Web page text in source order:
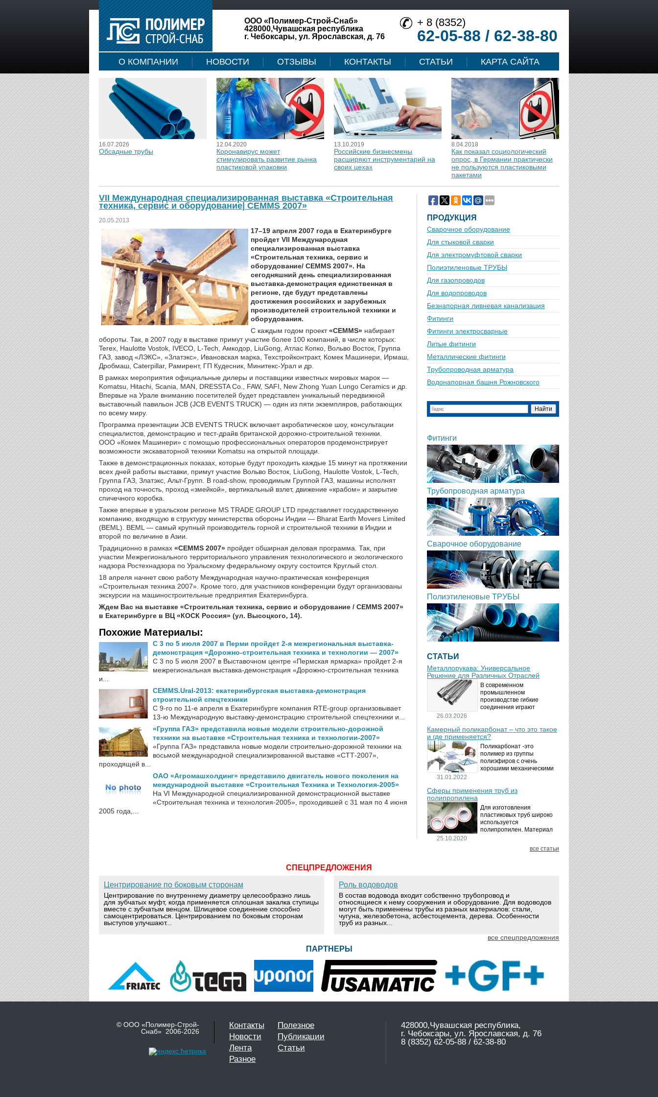
ООО «Полимер-Строй-Снаб»
428000,Чувашская республика
г. Чебоксары, ул. Ярославская, д. 76
+ 8 (8352)
62-05-88 / 62-38-80
О КОМПАНИИ НОВОСТИ ОТЗЫВЫ КОНТАКТЫ СТАТЬИ КАРТА САЙТА
16.07.2026
Обсадные трубы
12.04.2020
Коронавирус может
стимулировать развитие рынка
пластиковой упаковки
13.10.2019
Российские бизнесмены
расширяют инструментарий на
своих цехах
8.04.2018
Как показал социологический
опрос, в Германии практически
не пользуются пластиковыми
пакетами
VII Международная специализированная выставка «Строительная
техника, сервис и оборудование| CEMMS 2007»
20.05.2013
17–19 апреля 2007 года в Екатеринбурге
пройдет VII Международная
специализированная выставка
«Строительная техника, сервис и
оборудование/ CEMMS 2007». На
сегодняшний день специализированная
выставка-демонстрация единственная в
регионе, где будут представлены
достижения российских и зарубежных
производителей строительной техники и
оборудования.
С каждым годом проект«CEMMS» набирает
обороты. Так, в 2007 году в выставке примут участие более 100 компаний, в числе которых:
Terex, Haulotte Vostok, IVECO, L-Tech, Амкодор, LiuGong, Атлас Копко, Вольво Восток, Группа
ГАЗ, завод «ЛЭКС», «Златэкс», Ивановская марка, Техстройконтракт, Комек Машинери, Ирмаш,
Дробмаш, Caterpillar, Рамирент, ГП Кудесник, Минитекс-Урал и др.
В рамках мероприятия официальные дилеры и поставщики известных мировых марок —
Komatsu, Hitachi, Scania, MAN, DRESSTA Co., FAW, SAFI, New Zhong Yuan Lungo Ceramics и др.
Впервые на Урале вниманию посетителей будет представлен уникальный передвижной
выставочный павильон JCB (JCB EVENTS TRUCK) — один из пяти экземпляров, работающих
по всему миру.
Программа презентации JCB EVENTS TRUCK включает акробатическое шоу, консультации
специалистов, демонстрацию и тест-драйв британской дорожно-строительной техники.
ООО «Комек Машинери» с помощью профессиональных операторов продемонстрирует
возможности экскаваторной техники Komatsu на открытой площади.
Также в демонстрационных показах, которые будут проходить каждые 15 минут на протяжении
всех дней работы выставки, примут участие Вольво Восток, LiuGong, Haulotte Vostok, L-Tech,
Группа ГАЗ, Златэкс, Альт-Групп. В road-show, проводимым Группой ГАЗ, машины исполнят
проход на точность, проход «змейкой», вертикальный взлет, движение «крабом» и закрытие
спичечного коробка.
Также впервые в уральском регионе MS TRADE GROUP LTD представляет государственную
компанию, входящую в структуру министерства обороны Индии — Bharat Earth Movers Limited
(BEML). BEML — самый крупный производитель горной и строительной техники в Индии и
второй по величине в Азии.
Традиционно в рамках «CEMMS 2007» пройдет обширная деловая программа. Так, при
участии Межрегионального территориального управления технологического и экологического
надзора Ростехнадзора по Уральскому федеральному округу состоится Круглый стол.
18 апреля начнет свою работу Международная научно-практическая конференция
«Строительная техника 2007». Кроме того, для участников конференции будут организованы
экскурсии на машиностроительные предприятия Екатеринбурга.
Ждем Вас на выставке «Строительная техника, сервис и оборудование / СEMMS 2007»
в Екатеринбурге в ВЦ «КОСК Россия» (ул. Высоцкого, 14).
Похожие Материалы:
С 3 по 5 июля 2007 в Перми пройдет 2-я межрегиональная выставка-
демонстрация «Дорожно-строительная техника и технологии — 2007»
С 3 по 5 июля 2007 в Выставочном центре «Пермская ярмарка» пройдет 2-я
межрегиональная выставка-демонстрация «Дорожно-строительная техника
и...
CEMMS.Ural-2013: екатеринбургская выставка-демонстрация
строительной спецтехники
С 9-го по 11-е апреля в Екатеринбурге компания RTE-group организовывает
13-ю Международную выставку-демонстрацию строительной спецтехники и...
«Группа ГАЗ» представила новые модели строительно-дорожной
техники на выставке «Строительная техника и технологии-2007»
«Группа ГАЗ» представила новые модели строительно-дорожной техники на
восьмой международной специализированной выставке «СТТ-2007»,
проходящей в...
ОАО «Агромашхолдинг» представило двигатель нового поколения на
международной выставке «Строительная Техника и Технология-2005»
На VI Международной специализированной демонстрационной выставке
«Строительная техника и технология-2005», проходившей с 31 мая по 4 июня
2005 года,...
ПРОДУКЦИЯ
Сварочное оборудование
Для стыковой сварки
Для электромуфтовой сварки
Полиэтиленовые ТРУБЫ
Для газопроводов
Для водопроводов
Безнапорная ливневая канализация
Фитинги
Фитинги электросварные
Литые фитинги
Металлические фитинги
Трубопроводная арматура
Водонапорная башня Рожновского
Фитинги
Трубопроводная арматура
Сварочное оборудование
Полиэтиленовые ТРУБЫ
СТАТЬИ
Металлорукава: Универсальное
Решение для Различных Отраслей
26.03.2026
В современном
промышленном
производстве гибкие
соединения играют
безопасности
технологических процессов.
Металлорукава
представляют собой
универсальные...
Камерный поликарбонат – что это такое
и где применяется?
31.01.2022
Поликарбонат -это
полимер из группы
полиэфиров с очень
хорошими механическими
аморфный, с хорошей
высокой прозрачностью
материал идеально
подходит для...
Сферы применения труб из
полипропилена
25.10.2020
Для изготовления
пластиковых труб широко
используется
полипропилен. Материал
невосприимчив к коррозии,
все статьи
СПЕЦПРЕДЛОЖЕНИЯ
Центрирование по боковым сторонам
Центрирование по внутреннему диаметру целесообразно лишь
для зубчатых муфт, когда применяется сплошная закалка ступицы
вместе с зубчатым венцом. Шлицевое соединение способно
самоцентрироваться. Центрированием по боковым сторонам
выступов улучшают...
Роль водоводов
В состав водовода входит собственно трубопровод и
относящиеся к нему сооружения и оборудование. Для водоводов
могут быть применены трубы из разных материалов: стали,
чугуна, железобетона, асбестоцемента, дерева. Особенности
труб из разных...
все спецпредложения
ПАРТНЕРЫ
© ООО «Полимер-Строй-
Снаб» 2006-2026
Контакты
Новости
Лента
Полезное
Публикации
Статьи
Разное
428000,Чувашская республика,
г. Чебоксары, ул. Ярославская, д. 76
8 (8352) 62-05-88 / 62-38-80